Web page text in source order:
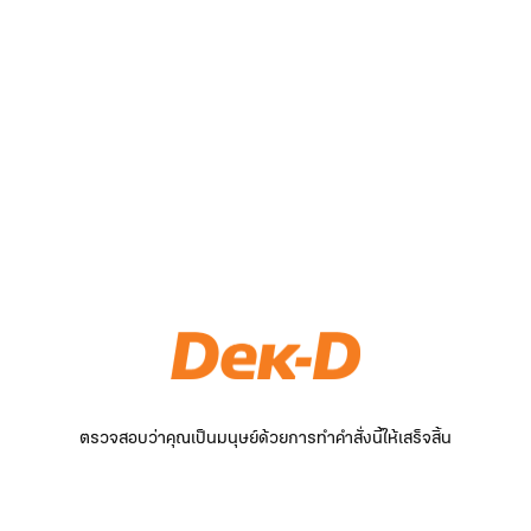
ตรวจสอบว่าคุณเป็นมนุษย์ด้วยการทำคำสั่งนี้ให้เสร็จสิ้น